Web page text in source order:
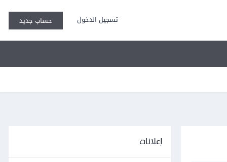
تسجيل الدخول حساب جديد
إعلانات